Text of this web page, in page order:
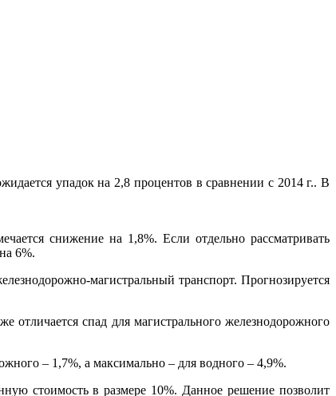
упадок на 2,8 процентов в сравнении с 2014 г.. В
снижение на 1,8%. Если отдельно рассматривать
6%.
магистральный транспорт. Прогнозируется
спад для магистрального железнодорожного
– 1,7%, а максимально – для водного – 4,9%.
стоимость в размере 10%. Данное решение позволит